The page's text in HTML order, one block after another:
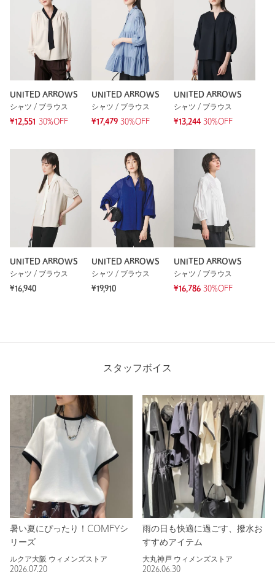
UNITED ARROWS
シャツ / ブラウス
¥12,551 30%OFF
UNITED ARROWS
シャツ / ブラウス
¥17,479 30%OFF
UNITED ARROWS
シャツ / ブラウス
¥13,244 30%OFF
UNITED ARROWS
シャツ / ブラウス
¥16,940
UNITED ARROWS
シャツ / ブラウス
¥19,910
UNITED ARROWS
シャツ / ブラウス
¥16,786 30%OFF
スタッフボイス
暑い夏にぴったり！COMFYシ
リーズ
ルクア大阪 ウィメンズストア
2026.07.20
雨の日も快適に過ごす、撥水お
すすめアイテム
大丸神戸 ウィメンズストア
2026.06.30